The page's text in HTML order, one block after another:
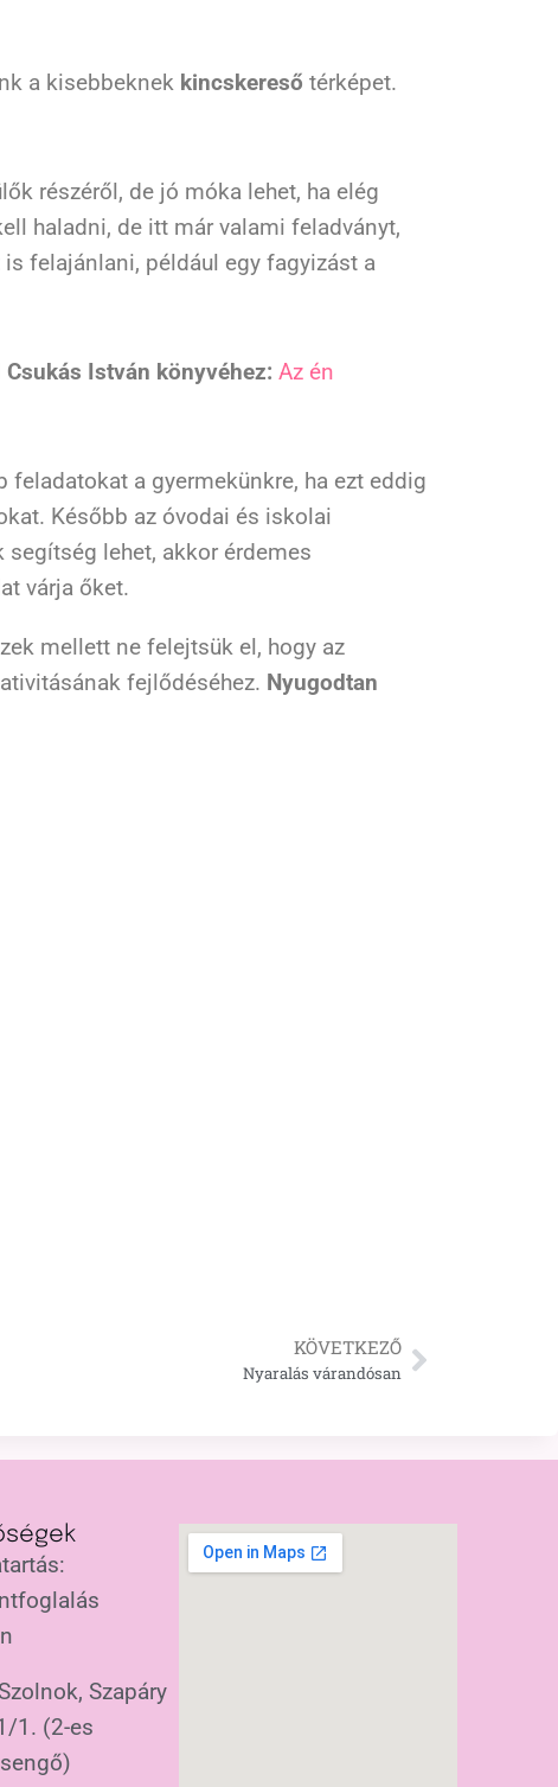
a kisebbeknek kincskereső térképet.
részéről, de jó móka lehet, ha elég
haladni, de itt már valami feladványt,
felajánlani, például egy fagyizást a
Csukás István könyvéhez: Az én
a gyermekünkre, ha ezt eddig
Később az óvodai és iskolai
lehet, akkor érdemes
várja őket.
mellett ne felejtsük el, hogy az
fejlődéséhez. Nyugodtan
KÖVETKEZŐ
Nyaralás várandósan
Szapáry
1. (2-es